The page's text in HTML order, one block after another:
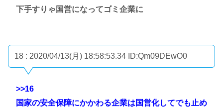
下手すりゃ国営になってゴミ企業に
18 : 2020/04/13(月) 18:58:53.34 ID:Qm09DEwO0
>>16
国家の安全保障にかかわる企業は国営化してでも止め